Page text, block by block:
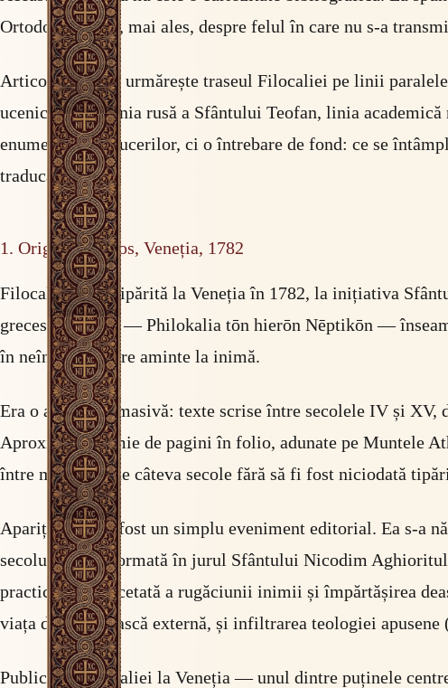
Ortodoxiei — și, mai ales, despre felul în care nu s-a
Articolul de față urmărește traseul Filocaliei pe linii
ucenicilor săi, linia rusă a Sfântului Teofan, linia
enumerarea traducerilor, ci o întrebare de fond: ce se
traducător?
1. Originea: Athos, Veneția, 1782
Filocalia a fost tipărită la Veneția în 1782, la inițiativa
grecesc complet — Philokalia tōn hierōn Nēptikōn —
în neîncetata luare aminte la inimă.
Era o antologie masivă: texte scrise între secolele IV și
Aproximativ o mie de pagini în folio, adunate pe Muntele
între mănăstiri de câteva secole fără să fi fost niciodată
Apariția ei nu a fost un simplu eveniment editorial. Ea s-a
secolul XVIII, formată în jurul Sfântului Nicodim
practicarea neîncetată a rugăciunii inimii și împărtășirea
viața duhovnicească externă, și infiltrarea teologiei
Publicarea Filocaliei la Veneția — unul dintre puținele